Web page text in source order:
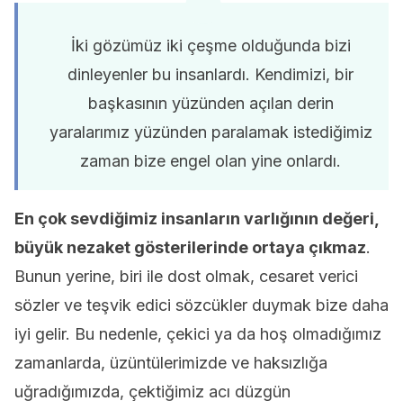
İki gözümüz iki çeşme olduğunda bizi
dinleyenler bu insanlardı. Kendimizi, bir
başkasının yüzünden açılan derin
yaralarımız yüzünden paralamak istediğimiz
zaman bize engel olan yine onlardı.
En çok sevdiğimiz insanların varlığının değeri,
büyük nezaket gösterilerinde ortaya çıkmaz.
Bunun yerine, biri ile dost olmak, cesaret verici
sözler ve teşvik edici sözcükler duymak bize daha
iyi gelir. Bu nedenle, çekici ya da hoş olmadığımız
zamanlarda, üzüntülerimizde ve haksızlığa
uğradığımızda, çektiğimiz acı düzgün